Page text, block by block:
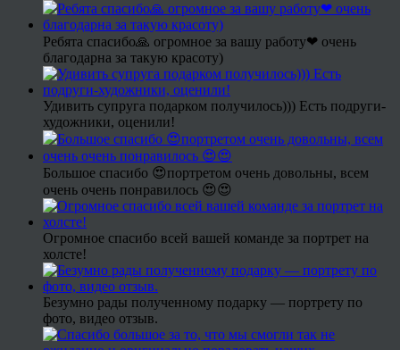
Ребята спасибо🙏 огромное за вашу работу❤ очень
благодарна за такую красоту)
Удивить супруга подарком получилось))) Есть подруги-
художники, оценили!
Большое спасибо 😍портретом очень довольны, всем
очень очень понравилось 😍😍
Огромное спасибо всей вашей команде за портрет на
холсте!
Безумно рады полученному подарку — портрету по
фото, видео отзыв.